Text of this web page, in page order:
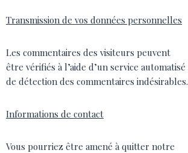
Transmission de vos données personnelles
Les commentaires des visiteurs peuvent
être vérifiés à l’aide d’un service automatisé
de détection des commentaires indésirables.
Informations de contact
Vous pourriez être amené à quitter notre